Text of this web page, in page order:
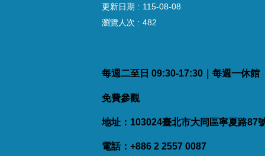
更新日期
115-08-08
瀏覽人次
482
每週二至日 09:30-17:30｜每週一休
免費參觀
地址：103024臺北市大同區寧夏路87
電話：+886 2 2557 0087